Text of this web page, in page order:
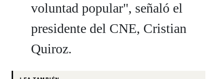
voluntad popular", señaló el
presidente del CNE, Cristian
Quiroz.